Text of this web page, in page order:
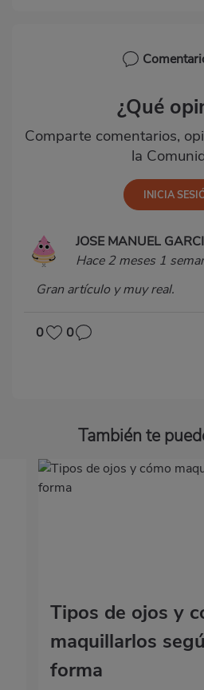
¿Qué
Comparte comentarios,
la
JOSE MANUEL
Hace 2 meses 1
Gran artículo y muy real.
0 0
También te
Tipos de ojos y
maquillarlos
forma